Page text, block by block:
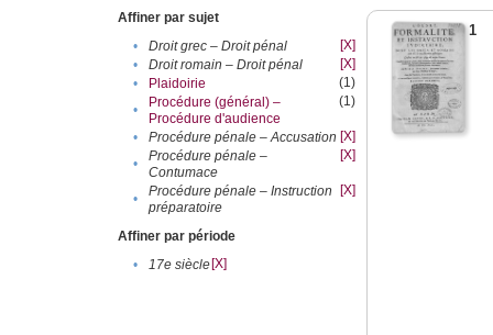
Affiner par sujet
•
Droit grec – Droit pénal
[X]
•
Droit romain – Droit pénal
[X]
•
Plaidoirie
(1)
•
Procédure (général) –
Procédure d'audience
(1)
• Procédure pénale – Accusation [X]
•
Procédure pénale –
Contumace
[X]
•
Procédure pénale – Instruction
préparatoire
[X]
Affiner par période
•
17e siècle[X]
1